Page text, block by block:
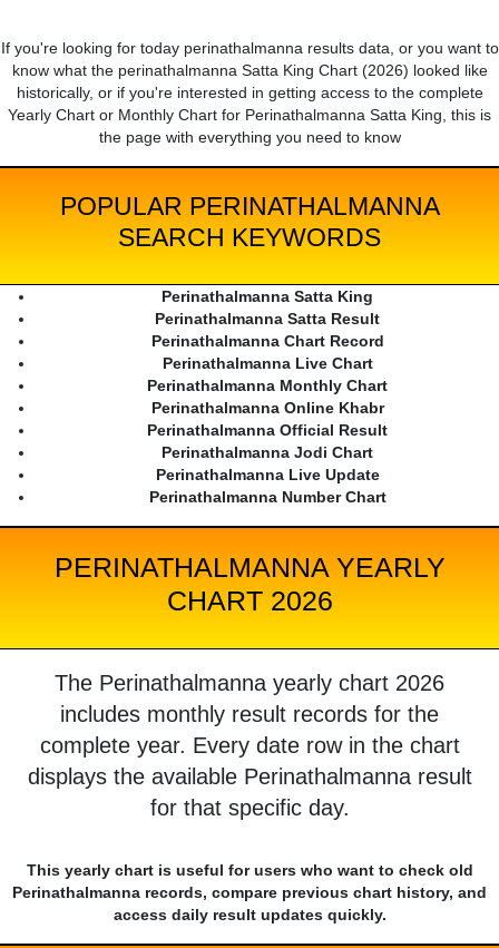
If you're looking for today perinathalmanna results data, or you want to
know what the perinathalmanna Satta King Chart (2026) looked like
historically, or if you're interested in getting access to the complete
Yearly Chart or Monthly Chart for Perinathalmanna Satta King, this is
the page with everything you need to know
POPULAR PERINATHALMANNA
SEARCH KEYWORDS
Perinathalmanna Satta King
Perinathalmanna Satta Result
Perinathalmanna Chart Record
Perinathalmanna Live Chart
Perinathalmanna Monthly Chart
Perinathalmanna Online Khabr
Perinathalmanna Official Result
Perinathalmanna Jodi Chart
Perinathalmanna Live Update
Perinathalmanna Number Chart
PERINATHALMANNA YEARLY
CHART 2026
The Perinathalmanna yearly chart 2026
includes monthly result records for the
complete year. Every date row in the chart
displays the available Perinathalmanna result
for that specific day.
This yearly chart is useful for users who want to check old
Perinathalmanna records, compare previous chart history, and
access daily result updates quickly.